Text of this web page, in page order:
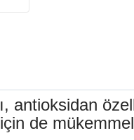
antioksidan
de